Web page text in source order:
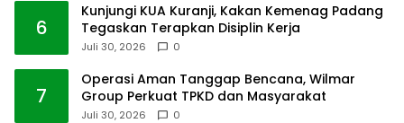
6
Kunjungi KUA Kuranji, Kakan Kemenag Padang
Tegaskan Terapkan Disiplin Kerja
Juli 30, 2026 0
7
Operasi Aman Tanggap Bencana, Wilmar
Group Perkuat TPKD dan Masyarakat
Juli 30, 2026 0